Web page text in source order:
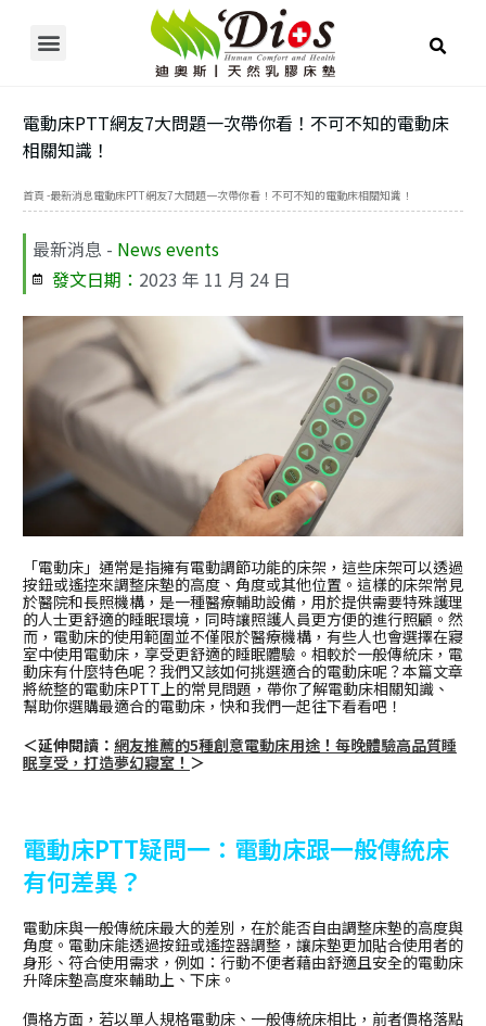
電動床PTT網友7大問題一次帶你看！不可不知的電動床
相關知識！
首頁 -最新消息電動床PTT網友7大問題一次帶你看！不可不知的電動床相關知識！
最新消息 - News events
發文日期： 2023 年 11 月 24 日
「電動床」通常是指擁有電動調節功能的床架，這些床架可以透過
按鈕或遙控來調整床墊的高度、角度或其他位置。這樣的床架常見
於醫院和長照機構，是一種醫療輔助設備，用於提供需要特殊護理
的人士更舒適的睡眠環境，同時讓照護人員更方便的進行照顧。然
而，電動床的使用範圍並不僅限於醫療機構，有些人也會選擇在寢
室中使用電動床，享受更舒適的睡眠體驗。相較於一般傳統床，電
動床有什麼特色呢？我們又該如何挑選適合的電動床呢？本篇文章
將統整的電動床PTT上的常見問題，帶你了解電動床相關知識、
幫助你選購最適合的電動床，快和我們一起往下看看吧！
＜延伸閱讀： 網友推薦的5種創意電動床用途！每晚體驗高品質睡
眠享受，打造夢幻寢室！ ＞
電動床PTT疑問一：電動床跟一般傳統床
有何差異？
電動床與一般傳統床最大的差別，在於能否自由調整床墊的高度與
角度。電動床能透過按鈕或遙控器調整，讓床墊更加貼合使用者的
身形、符合使用需求，例如：行動不便者藉由舒適且安全的電動床
升降床墊高度來輔助上、下床。
價格方面，若以單人規格電動床、一般傳統床相比，前者價格落點